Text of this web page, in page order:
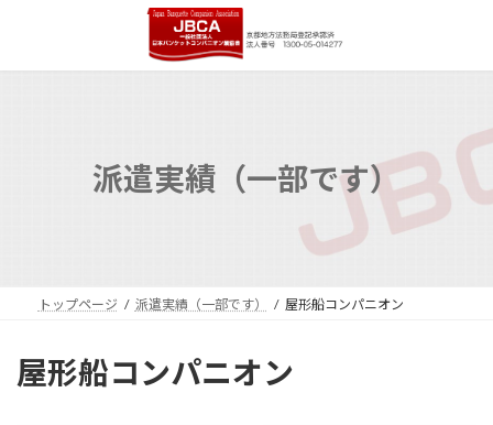
ン
ー
派遣実績（一部です）
トップページ 派遣実績（一部です） 屋形船コンパニオン
屋形船コンパニオン